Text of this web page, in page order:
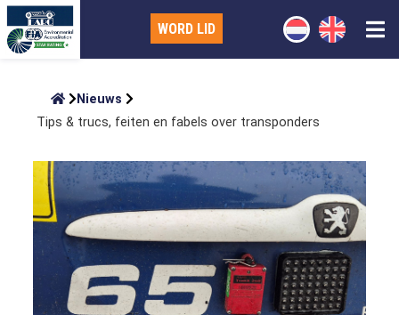
WORD LID
Nieuws
Tips & trucs, feiten en fabels over transponders